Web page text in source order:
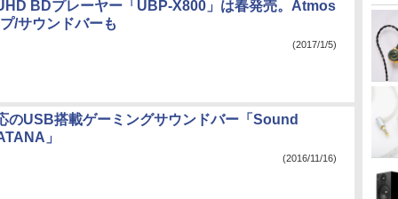
BDプレーヤー「UBP-X800」は春発売。Atmos
/サウンドバーも
(2017/1/5)
のUSB搭載ゲーミングサウンドバー「Sound
」
(2016/11/16)